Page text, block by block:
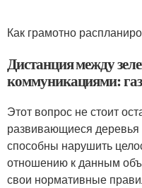
Как грамотно
Дистанция между
коммуникациями:
Этот вопрос не стоит
развивающиеся
способны нарушить
отношению к данным
свои нормативные